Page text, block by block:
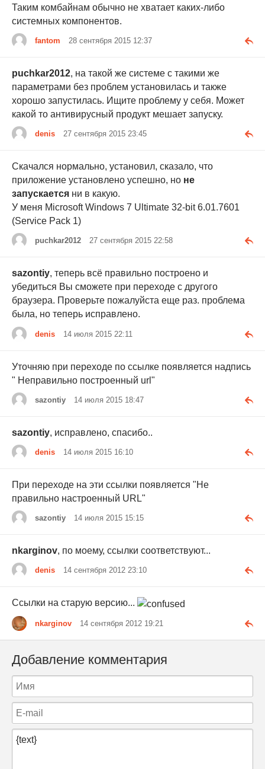
Таким комбайнам обычно не хватает каких-либо
системных компонентов.
fantom 28 сентября 2015 12:37
puchkar2012, на такой же системе с такими же
параметрами без проблем установилась и также
хорошо запустилась. Ищите проблему у себя. Может
какой то антивирусный продукт мешает запуску.
denis 27 сентября 2015 23:45
Скачался нормально, установил, сказало, что
приложение установлено успешно, но не
запускается ни в какую.
У меня Microsoft Windows 7 Ultimate 32-bit 6.01.7601
(Service Pack 1)
puchkar2012 27 сентября 2015 22:58
sazontiy, теперь всё правильно построено и
убедиться Вы сможете при переходе с другого
браузера. Проверьте пожалуйста еще раз. проблема
была, но теперь исправлено.
denis 14 июля 2015 22:11
Уточняю при переходе по ссылке появляется надпись
" Неправильно построенный url"
sazontiy 14 июля 2015 18:47
sazontiy, исправлено, спасибо..
denis 14 июля 2015 16:10
При переходе на эти ссылки появляется "Не
правильно настроенный URL"
sazontiy 14 июля 2015 15:15
nkarginov, по моему, ссылки соответствуют...
denis 14 сентября 2012 23:10
Ссылки на старую версию...
nkarginov 14 сентября 2012 19:21
Добавление комментария